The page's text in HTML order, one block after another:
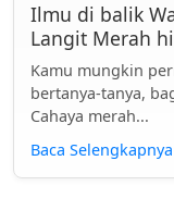
Ilmu di balik
Langit Merah
Kamu mungkin
bertanya-tanya,
Cahaya merah...
Baca Selengkapnya